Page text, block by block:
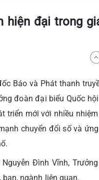
hiện đại trong
Báo và Phát thanh
đoàn đại biểu Quốc
triển mới với nhiều
chuyển đổi số và
Đình Vĩnh,
ngành liên quan.